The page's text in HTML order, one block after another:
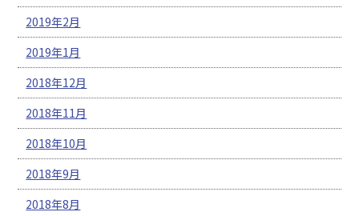
2019年2月
2019年1月
2018年12月
2018年11月
2018年10月
2018年9月
2018年8月